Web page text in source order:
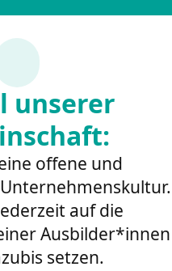
unserer
offene und
auf die
Ausbilder*innen
setzen.